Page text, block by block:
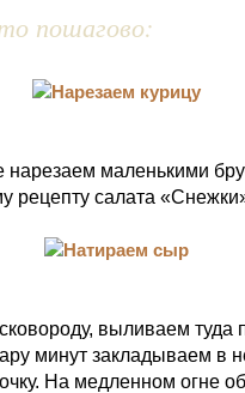
пошагово:
нарезаем маленькими
рецепту салата
выливаем туда
минут закладываем в
На медленном огне